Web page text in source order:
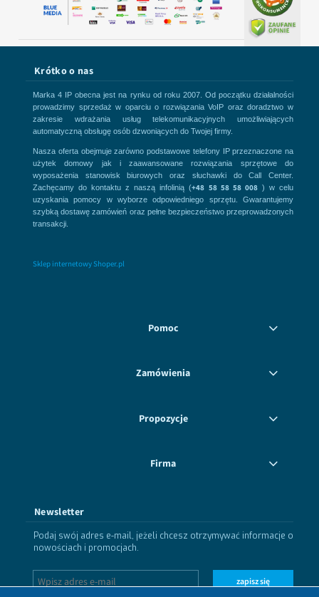
Krótko o nas
Marka 4 IP obecna jest na rynku od roku 2007. Od początku działalności
prowadzimy sprzedaż w oparciu o rozwiązania VoIP oraz doradztwo w
zakresie wdrażania usług telekomunikacyjnych umożliwiających
automatyczną obsługę osób dzwoniących do Twojej firmy.
Nasza oferta obejmuje zarówno podstawowe telefony IP przeznaczone na
użytek domowy jak i zaawansowane rozwiązania sprzętowe do
wyposażenia stanowisk biurowych oraz słuchawki do Call Center.
Zachęcamy do kontaktu z naszą infolinią (+48 58 58 58 008) w celu
uzyskania pomocy w wyborze odpowiedniego sprzętu. Gwarantujemy
szybką dostawę zamówień oraz pełne bezpieczeństwo przeprowadzonych
transakcji.
Sklep internetowy Shoper.pl
Pomoc
Zamówienia
Propozycje
Firma
Newsletter
Podaj swój adres e-mail, jeżeli chcesz otrzymywać informacje o
nowościach i promocjach.
zapisz się